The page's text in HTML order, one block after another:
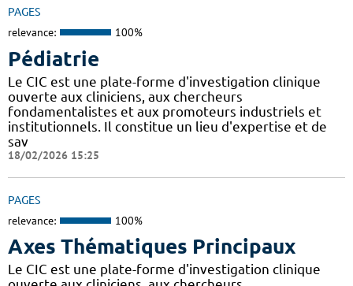
PAGES
relevance: 100%
Pédiatrie
Le CIC est une plate-forme d'investigation clinique
ouverte aux cliniciens, aux chercheurs
fondamentalistes et aux promoteurs industriels et
institutionnels. Il constitue un lieu d'expertise et de
sav
18/02/2026 15:25
PAGES
relevance: 100%
Axes Thématiques Principaux
Le CIC est une plate-forme d'investigation clinique